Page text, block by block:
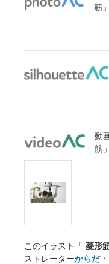
筋
動
筋
このイラスト「 菱形
ストレーターからだ